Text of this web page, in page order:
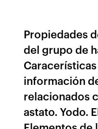
Propiedades
del grupo de
información
relacionados
astato. Yodo.